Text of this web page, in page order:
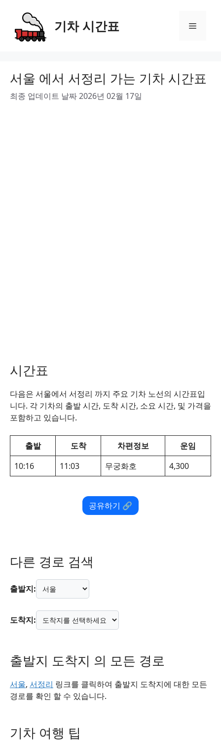
content
기차 시간표 Menu
서울 에서 서정리 가는 기차 시간표
최종 업데이트 날짜 2026년 02월 17일
시간표
다음은 서울에서 서정리 까지 주요 기차 노선의 시간표입
니다. 각 기차의 출발 시간, 도착 시간, 소요 시간, 및 가격을
포함하고 있습니다.
출발 도착 차편정보
운임
10:16
11:03 무궁화호 4,300
공유하기 🔗
다른 경로 검색
출발지:
도착지:
출발지 도착지 의 모든 경로
서울, 서정리 링크를 클릭하여 출발지 도착지에 대한 모든
경로를 확인 할 수 있습니다.
기차 여행 팁